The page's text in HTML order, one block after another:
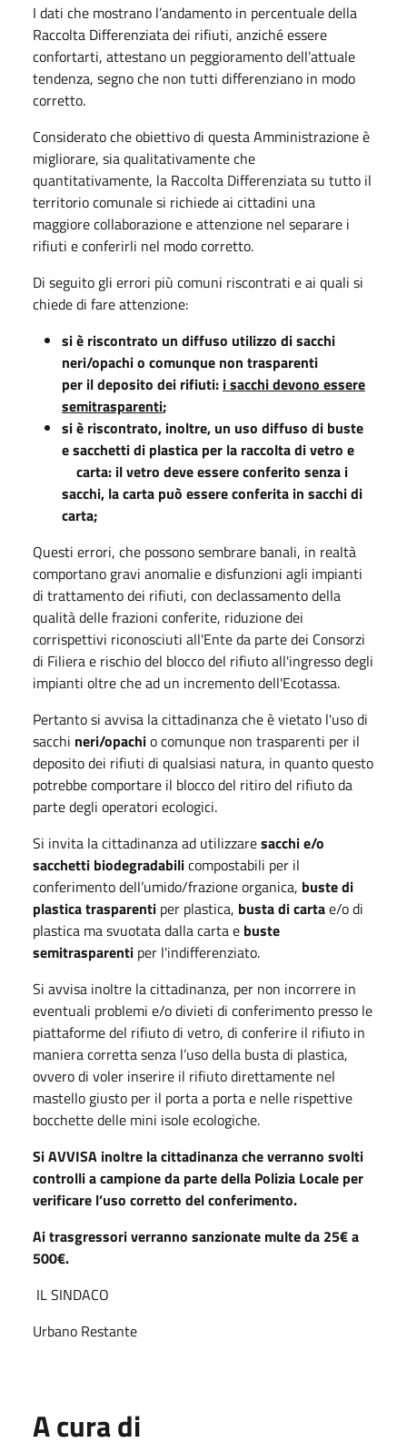
I dati che mostrano l’andamento in percentuale della
Raccolta Differenziata dei rifiuti, anziché essere
confortarti, attestano un peggioramento dell’attuale
tendenza, segno che non tutti differenziano in modo
corretto.
Considerato che obiettivo di questa Amministrazione è
migliorare, sia qualitativamente che
quantitativamente, la Raccolta Differenziata su tutto il
territorio comunale si richiede ai cittadini una
maggiore collaborazione e attenzione nel separare i
rifiuti e conferirli nel modo corretto.
Di seguito gli errori più comuni riscontrati e ai quali si
chiede di fare attenzione:
si è riscontrato un diffuso utilizzo di sacchi
neri/opachi o comunque non trasparenti
per il deposito dei rifiuti: i sacchi devono essere
semitrasparenti;
si è riscontrato, inoltre, un uso diffuso di buste
e sacchetti di plastica per la raccolta di vetro e
carta: il vetro deve essere conferito senza i
sacchi, la carta può essere conferita in sacchi di
carta;
Questi errori, che possono sembrare banali, in realtà
comportano gravi anomalie e disfunzioni agli impianti
di trattamento dei rifiuti, con declassamento della
qualità delle frazioni conferite, riduzione dei
corrispettivi riconosciuti all'Ente da parte dei Consorzi
di Filiera e rischio del blocco del rifiuto all'ingresso degli
impianti oltre che ad un incremento dell'Ecotassa.
Pertanto si avvisa la cittadinanza che è vietato l'uso di
sacchi neri/opachio comunque non trasparenti per il
deposito dei rifiuti di qualsiasi natura, in quanto questo
potrebbe comportare il blocco del ritiro del rifiuto da
parte degli operatori ecologici.
Si invita la cittadinanza ad utilizzaresacchi e/o
sacchetti biodegradabilicompostabili per il
conferimento dell’umido/frazione organica, buste di
plastica trasparenti per plastica, busta di cartae/o di
plastica ma svuotata dalla carta e buste
semitrasparenti per l'indifferenziato.
Si avvisa inoltre la cittadinanza, per non incorrere in
eventuali problemi e/o divieti di conferimento presso le
piattaforme del rifiuto di vetro, di conferire il rifiuto in
maniera corretta senza l’uso della busta di plastica,
ovvero di voler inserire il rifiuto direttamente nel
mastello giusto per il porta a porta e nelle rispettive
bocchette delle mini isole ecologiche.
Si AVVISA inoltre la cittadinanza che verranno svolti
controlli a campione da parte della Polizia Locale per
verificare l’uso corretto del conferimento.
Ai trasgressori verranno sanzionate multe da 25€ a
500€.
IL SINDACO
Urbano Restante
A cura di